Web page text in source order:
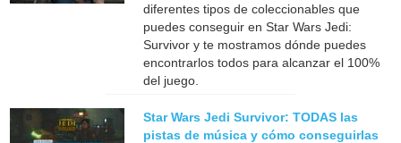
diferentes tipos de coleccionables que
puedes conseguir en Star Wars Jedi:
Survivor y te mostramos dónde puedes
encontrarlos todos para alcanzar el 100%
del juego.
Star Wars Jedi Survivor: TODAS las
pistas de música y cómo conseguirlas